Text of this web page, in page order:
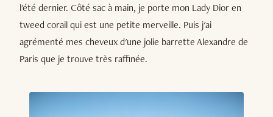
l'été dernier. Côté sac à main, je porte mon Lady Dior en
tweed corail qui est une petite merveille. Puis j'ai
agrémenté mes cheveux d'une jolie barrette Alexandre de
Paris que je trouve très raffinée.